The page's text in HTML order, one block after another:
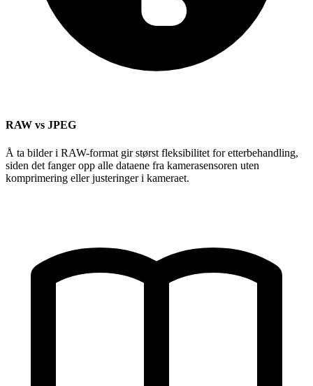
RAW vs JPEG
Å ta bilder i RAW-format gir størst fleksibilitet for etterbehandling,
siden det fanger opp alle dataene fra kamerasensoren uten
komprimering eller justeringer i kameraet.